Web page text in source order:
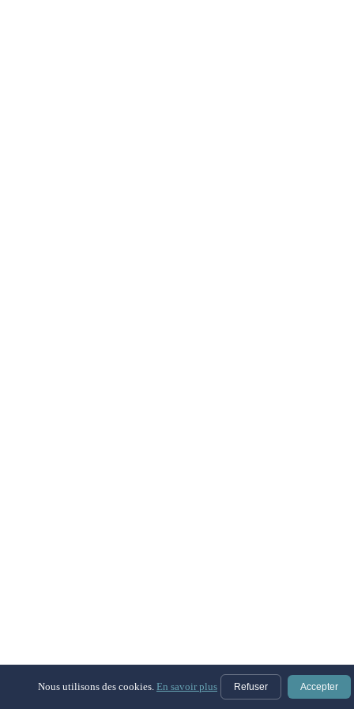
Nous utilisons des cookies. En savoir plus Refuser Accepter